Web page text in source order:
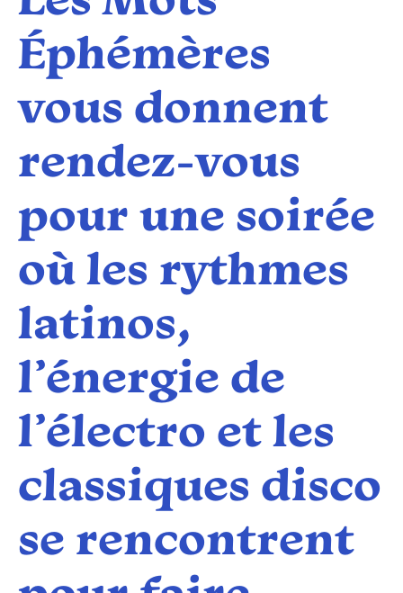
Éphémères
vous donnent
rendez-vous
pour une soirée
où les rythmes
latinos,
l’énergie de
l’électro et les
classiques disco
se rencontrent